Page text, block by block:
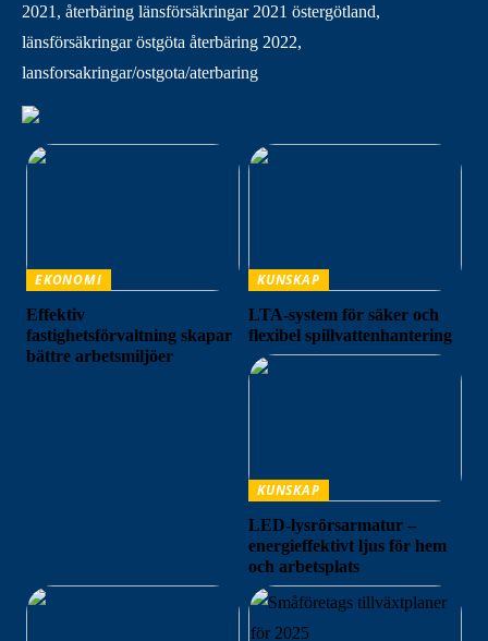
2021, återbäring länsförsäkringar 2021 östergötland,
länsförsäkringar östgöta återbäring 2022,
lansforsakringar/ostgota/aterbaring
EKONOMI
Effektiv
fastighetsförvaltning skapar
bättre arbetsmiljöer
KUNSKAP
LTA-system för säker och
flexibel spillvattenhantering
KUNSKAP
LED-lysrörsarmatur –
energieffektivt ljus för hem
och arbetsplats